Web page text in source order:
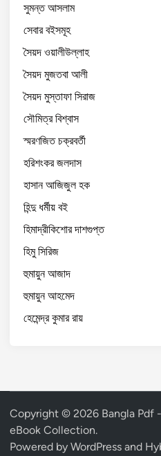
সুমন্ত আসলাম
সেবার বইসমূহ
সৈয়দ ওয়ালীউল্লাহ
সৈয়দ মুজতবা আলী
সৈয়দ মুস্তাফা সিরাজ
সৌমিত্র বিশ্বাস
স্মরণজিত চক্রবর্তী
হরিশংকর জলদাস
হাসান আজিজুল হক
হিন্দু ধর্মীয় বই
হিমাদ্রীকিশোর দাশগুপ্ত
হিমু সিরিজ
হুমায়ুন আজাদ
হুমায়ুন আহমেদ
হেমেন্দ্র কুমার রায়
Copyright © 2026 Bangla Pdf
eBook Collection.
Powered by WordPress and